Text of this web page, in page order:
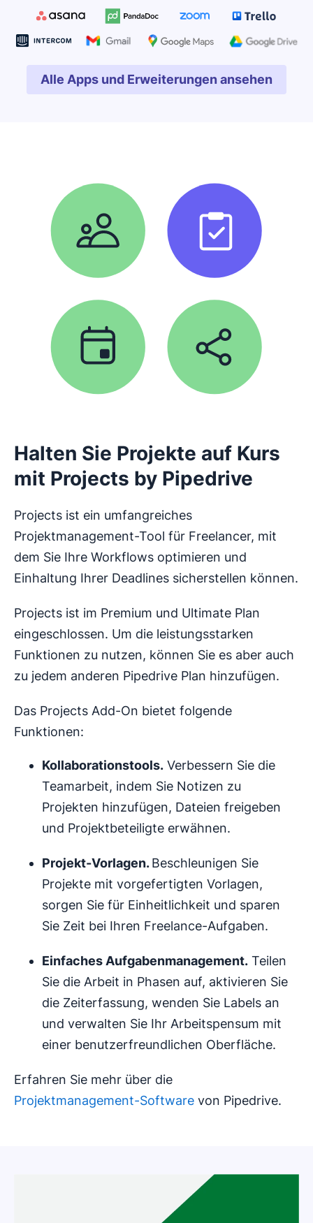
Alle Apps und Erweiterungen ansehen
In neuem Fenster öffnen
Halten Sie Projekte auf Kurs
mit Projects by Pipedrive
Projects ist ein umfangreiches
Projektmanagement-Tool für Freelancer, mit
dem Sie Ihre Workflows optimieren und
Einhaltung Ihrer Deadlines sicherstellen können.
Projects ist im Premium und Ultimate Plan
eingeschlossen. Um die leistungsstarken
Funktionen zu nutzen, können Sie es aber auch
zu jedem anderen Pipedrive Plan hinzufügen.
Das Projects Add-On bietet folgende
Funktionen:
Kollaborationstools. Verbessern Sie die
Teamarbeit, indem Sie Notizen zu
Projekten hinzufügen, Dateien freigeben
und Projektbeteiligte erwähnen.
Projekt-Vorlagen.Beschleunigen Sie
Projekte mit vorgefertigten Vorlagen,
sorgen Sie für Einheitlichkeit und sparen
Sie Zeit bei Ihren Freelance-Aufgaben.
Einfaches Aufgabenmanagement. Teilen
Sie die Arbeit in Phasen auf, aktivieren Sie
die Zeiterfassung, wenden Sie Labels an
und verwalten Sie Ihr Arbeitspensum mit
einer benutzerfreundlichen Oberfläche.
Erfahren Sie mehr über die
Projektmanagement-Software von Pipedrive.